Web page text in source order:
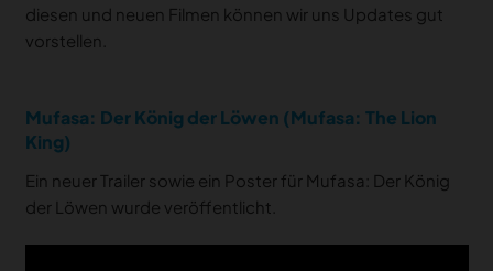
diesen und neuen Filmen können wir uns Updates gut
vorstellen.
Mufasa: Der König der Löwen (Mufasa: The Lion
King)
Ein neuer Trailer sowie ein Poster für Mufasa: Der König
der Löwen wurde veröffentlicht.